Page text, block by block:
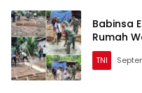
Babinsa
Rumah
TNI